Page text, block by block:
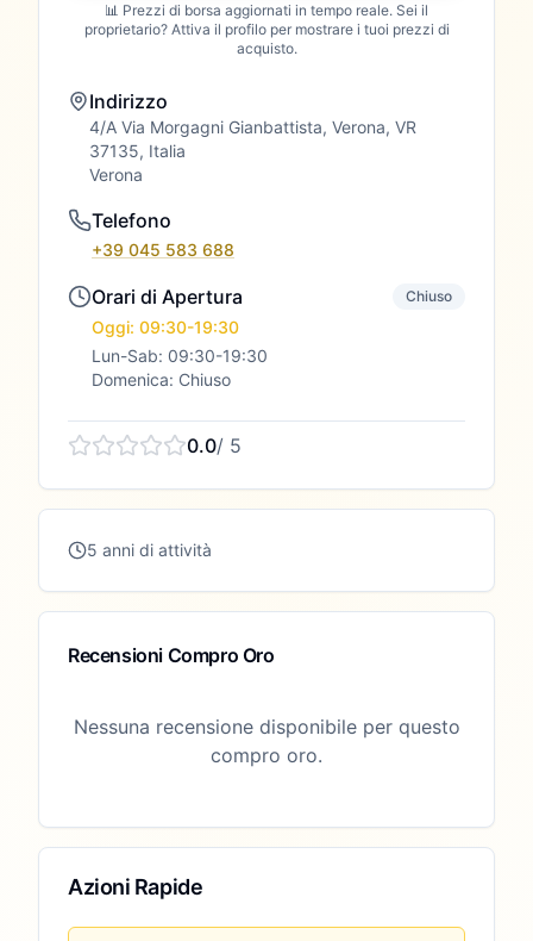
📊 Prezzi di borsa aggiornati in tempo reale. Sei il
proprietario? Attiva il profilo per mostrare i tuoi prezzi di
acquisto.
Indirizzo
4/A Via Morgagni Gianbattista, Verona, VR
37135, Italia
Verona
Telefono
+39 045 583 688
Orari di Apertura Chiuso
Oggi: 09:30-19:30
Lun-Sab: 09:30-19:30
Domenica: Chiuso
0.0/ 5
5 anni di attività
Recensioni Compro Oro
Nessuna recensione disponibile per questo
compro oro.
Azioni Rapide